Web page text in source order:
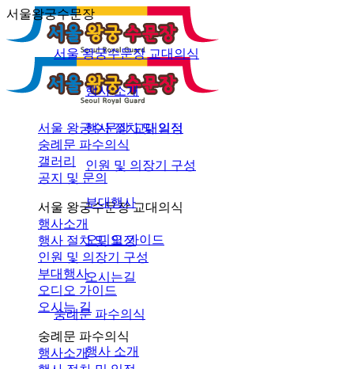
서울왕궁수문장
서울 왕궁수문장 교대의식
행사 소개
행사 절차 및 일정
인원 및 의장기 구성
부대행사
오디오 가이드
오시는길
숭례문 파수의식
행사 소개
서울 왕궁수문장 교대의식
숭례문 파수의식
갤러리
공지 및 문의
서울 왕궁수문장 교대의식
행사소개
행사 절차 및 일정
인원 및 의장기 구성
부대행사
오디오 가이드
오시는 길
숭례문 파수의식
행사소개